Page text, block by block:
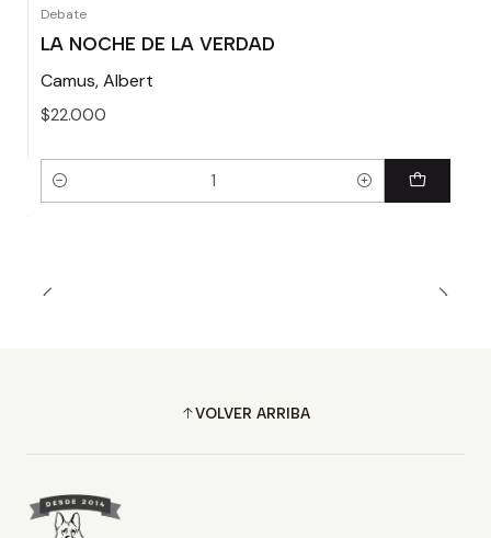
Debate
LA NOCHE DE LA VERDAD
Camus, Albert
$22.000
Cantidad
VOLVER ARRIBA